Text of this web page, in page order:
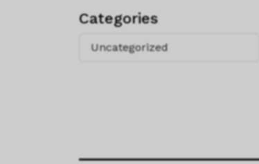
Categories
Uncategorized